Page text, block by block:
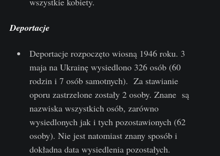
Deportacje
Deportacje rozpoczęto wiosną 1946 roku. 3
maja na Ukrainę wysiedlono 326 osób (60
rodzin i 7 osób samotnych). Za stawianie
oporu zastrzelone zostały 2 osoby. Znane są
nazwiska wszystkich osób, zarówno
wysiedlonych jak i tych pozostawionych (62
osoby). Nie jest natomiast znany sposób i
dokładna data wysiedlenia pozostałych.